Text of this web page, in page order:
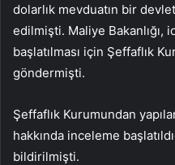
dolarlık mevduatın bir
edilmişti. Maliye Bakanlığı,
başlatılması için Şeffaflık
göndermişti.
Şeffaflık Kurumundan
hakkında inceleme
bildirilmişti.